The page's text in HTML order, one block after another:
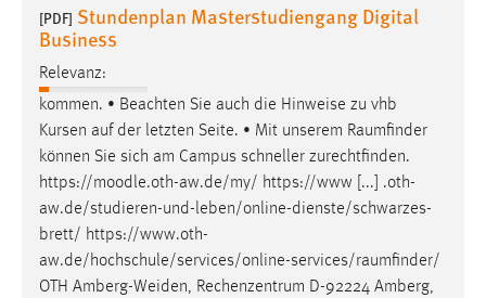
[PDF] Stundenplan Masterstudiengang Digital
Business
Relevanz:
kommen. • Beachten Sie auch die Hinweise zu vhb
Kursen auf der letzten Seite. • Mit unserem Raumfinder
können Sie sich am Campus schneller zurechtfinden.
https://moodle.oth-aw.de/my/ https://www [...] .oth-
aw.de/studieren-und-leben/online-dienste/schwarzes-
brett/ https://www.oth-
aw.de/hochschule/services/online-services/raumfinder/
OTH Amberg-Weiden, Rechenzentrum D-92224 Amberg,